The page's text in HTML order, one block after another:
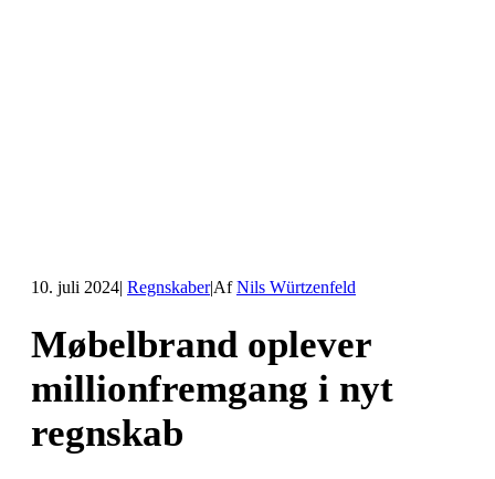
10. juli 2024| Regnskaber|AfNils Würtzenfeld
Møbelbrand oplever
millionfremgang i nyt
regnskab